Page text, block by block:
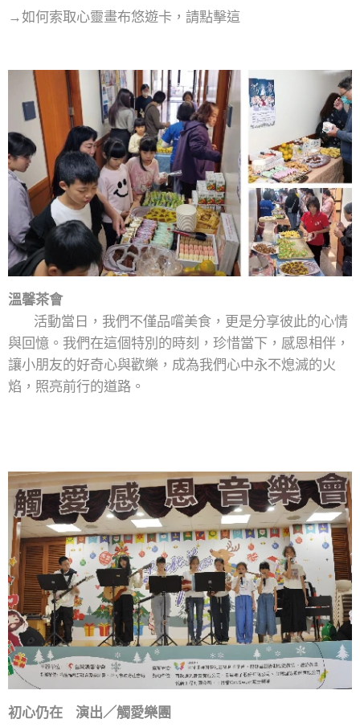
→如何索取心靈畫布悠遊卡，請點擊這
溫馨茶會
活動當日，我們不僅品嚐美食，更是分享彼此的心情
與回憶。我們在這個特別的時刻，珍惜當下，感恩相伴，
讓小朋友的好奇心與歡樂，成為我們心中永不熄滅的火
焰，照亮前行的道路。
初心仍在 演出／觸愛樂團